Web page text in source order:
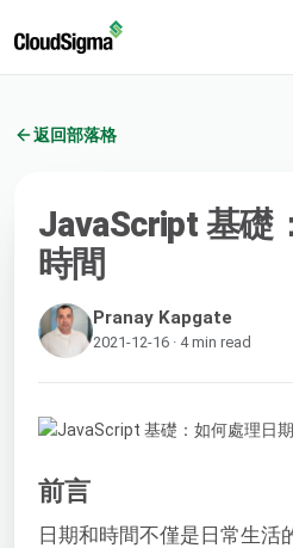
返回部落格
JavaScript 基礎
時間
Pranay Kapgate
2021-12-16 · 4 min read
前言
日期和時間不僅是日常生活